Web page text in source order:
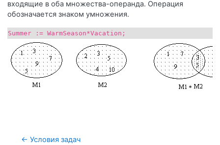
входящие в оба множества-операнда. Операция
обозначается знаком умножения.
Summer := WarmSeason*Vacation;
← Условия задач